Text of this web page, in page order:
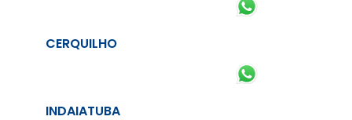
CERQUILHO
INDAIATUBA